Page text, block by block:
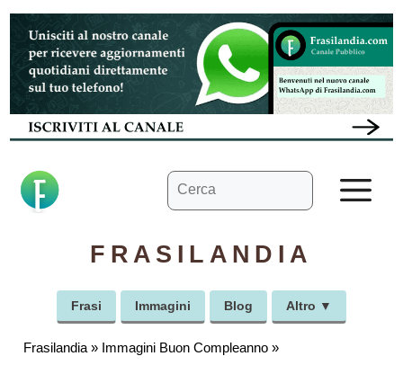
Vai
contenuto
Ricerca
per:
FRASILANDIA
Frasi Immagini Blog Altro ▼
Frasilandia » Immagini Buon Compleanno »